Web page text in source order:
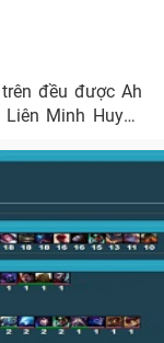
đều được Ah
Minh Huyền